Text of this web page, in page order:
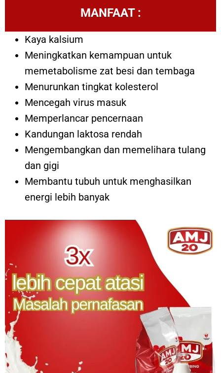
MANFAAT :
Kaya kalsium
Meningkatkan kemampuan untuk
memetabolisme zat besi dan tembaga
Menurunkan tingkat kolesterol
Mencegah virus masuk
Memperlancar pencernaan
Kandungan laktosa rendah
Mengembangkan dan memelihara tulang
dan gigi
Membantu tubuh untuk menghasilkan
energi lebih banyak